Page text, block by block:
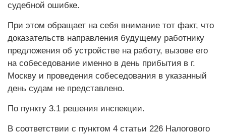
судебной ошибке.
При этом обращает на себя внимание тот факт, что
доказательств направления будущему работнику
предложения об устройстве на работу, вызове его
на собеседование именно в день прибытия в г.
Москву и проведения собеседования в указанный
день судам не представлено.
По пункту 3.1 решения инспекции.
В соответствии с пунктом 4 статьи 226 Налогового